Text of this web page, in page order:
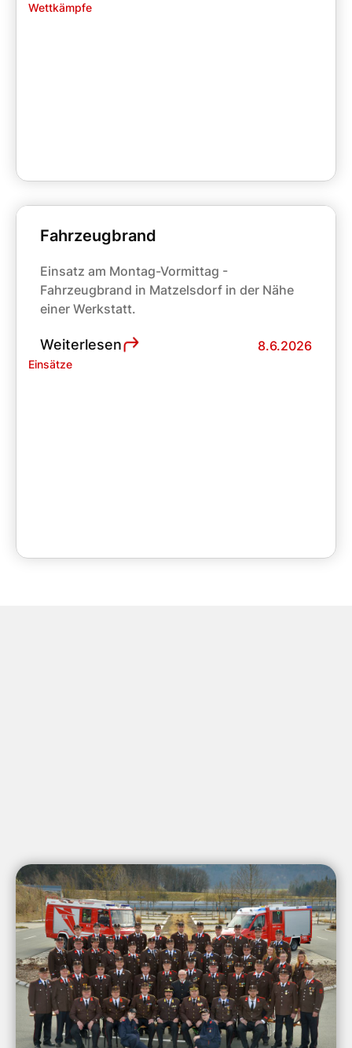
Wettkämpfe
Einsätze
Fahrzeugbrand
Einsatz am Montag-Vormittag -
Fahrzeugbrand in Matzelsdorf in der Nähe
einer Werkstatt.
Weiterlesen 8.6.2026